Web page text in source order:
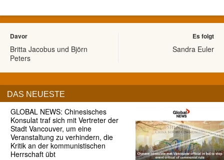
Davor
Britta Jacobus und Björn
Peters
Es folgt
Sandra Euler
DAS NEUESTE
GLOBAL NEWS: Chinesisches
Konsulat traf sich mit Vertreter der
Stadt Vancouver, um eine
Veranstaltung zu verhindern, die
Kritik an der kommunistischen
Herrschaft übt